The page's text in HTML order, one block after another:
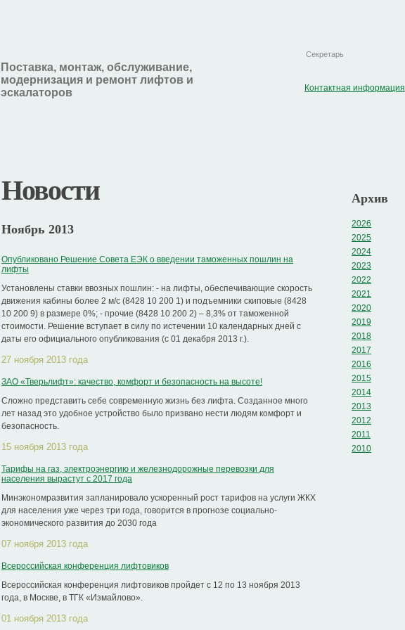
Поставка, монтаж, обслуживание,
модернизация и ремонт лифтов и
эскалаторов
Секретарь
Контактная информация
Новости
Ноябрь 2013
Опубликовано Решение Совета ЕЭК о введении таможенных пошлин на
лифты
Установлены ставки ввозных пошлин: - на лифты, обеспечивающие скорость
движения кабины более 2 м/с (8428 10 200 1) и подъемники скиповые (8428
10 200 9) в размере 0%; - прочие (8428 10 200 2) – 8,3% от таможенной
стоимости. Решение вступает в силу по истечении 10 календарных дней с
даты его официального опубликования (с 01 декабря 2013 г.).
27 ноября 2013 года
ЗАО «Тверьлифт»: качество, комфорт и безопасность на высоте!
Сложно представить себе современную жизнь без лифта. Созданное много
лет назад это удобное устройство было призвано нести людям комфорт и
безопасность.
15 ноября 2013 года
Тарифы на газ, электроэнергию и железнодорожные перевозки для
населения вырастут с 2017 года
Минэкономразвития запланировало ускоренный рост тарифов на услуги ЖКХ
для населения уже через три года, говорится в прогнозе социально-
экономического развития до 2030 года
07 ноября 2013 года
Всероссийская конференция лифтовиков
Всероссийская конференция лифтовиков пройдет с 12 по 13 ноября 2013
года, в Москве, в ТГК «Измайлово».
01 ноября 2013 года
Архив
2026
2025
2024
2023
2022
2021
2020
2019
2018
2017
2016
2015
2014
2013
2012
2011
2010